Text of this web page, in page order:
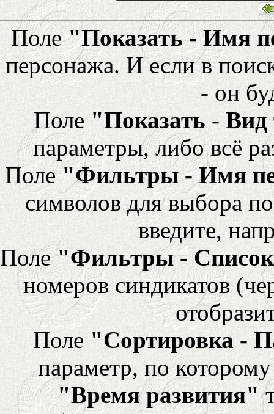
Поле"Показать - Имя
персонажа. И если в
- он
Поле "Показать -
параметры, либо всё
Поле"Фильтры - Имя
символов для выбора
введите,
Поле"Фильтры - Список
номеров синдикатов
Поле "Сортировка -
параметр, по
"Время развития"